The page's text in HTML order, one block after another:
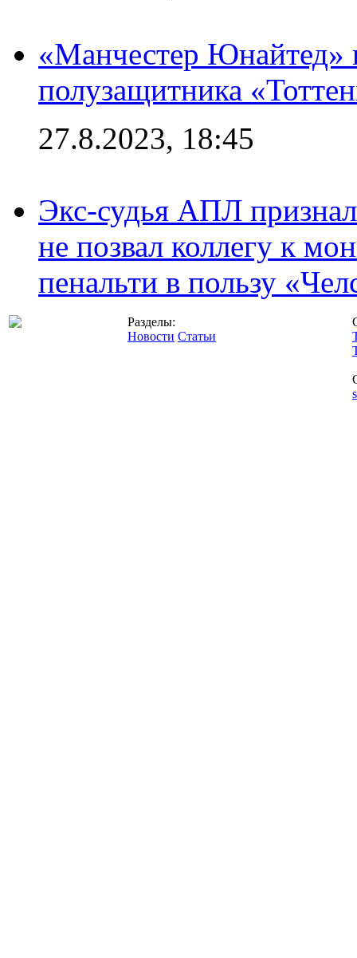
«Манчестер Юнайтед»
полузащитника
27.8.2023, 18:45
Экс-судья АПЛ
не позвал коллегу к
пенальти в пользу
Разделы:
Новости Статьи